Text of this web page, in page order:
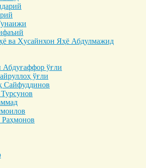
ва Ҳусайнхон Яҳё Абдулмажид
Абдуғаффор ўғли
ўғли
Сайфуддинов